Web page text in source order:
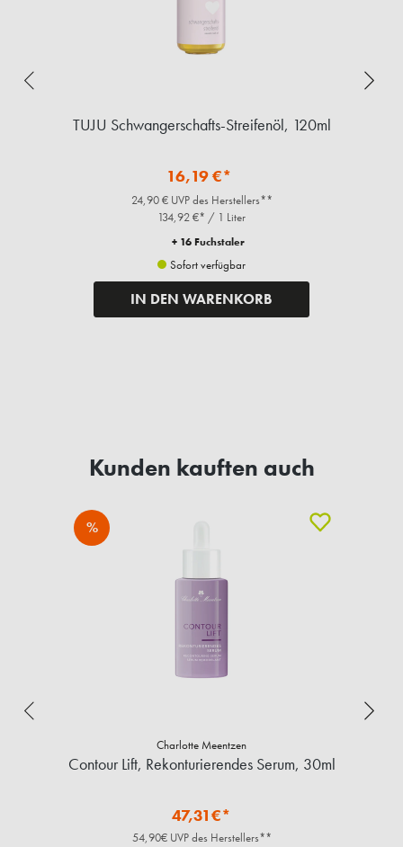
TUJU Schwangerschafts-Streifenöl, 120ml
16,19 €*
24,90 € UVP des Herstellers**
134,92 €* / 1 Liter
+ 16 Fuchstaler
Sofort verfügbar
IN DEN WARENKORB
Kunden kauften auch
%
Charlotte Meentzen
Contour Lift, Rekonturierendes Serum, 30ml
47,31€*
54,90€ UVP des Herstellers**